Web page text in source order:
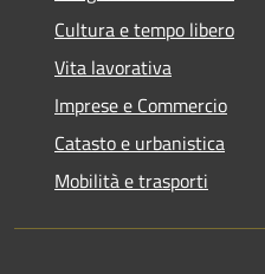
Cultura e tempo libero
Vita lavorativa
Imprese e Commercio
Catasto e urbanistica
Mobilità e trasporti